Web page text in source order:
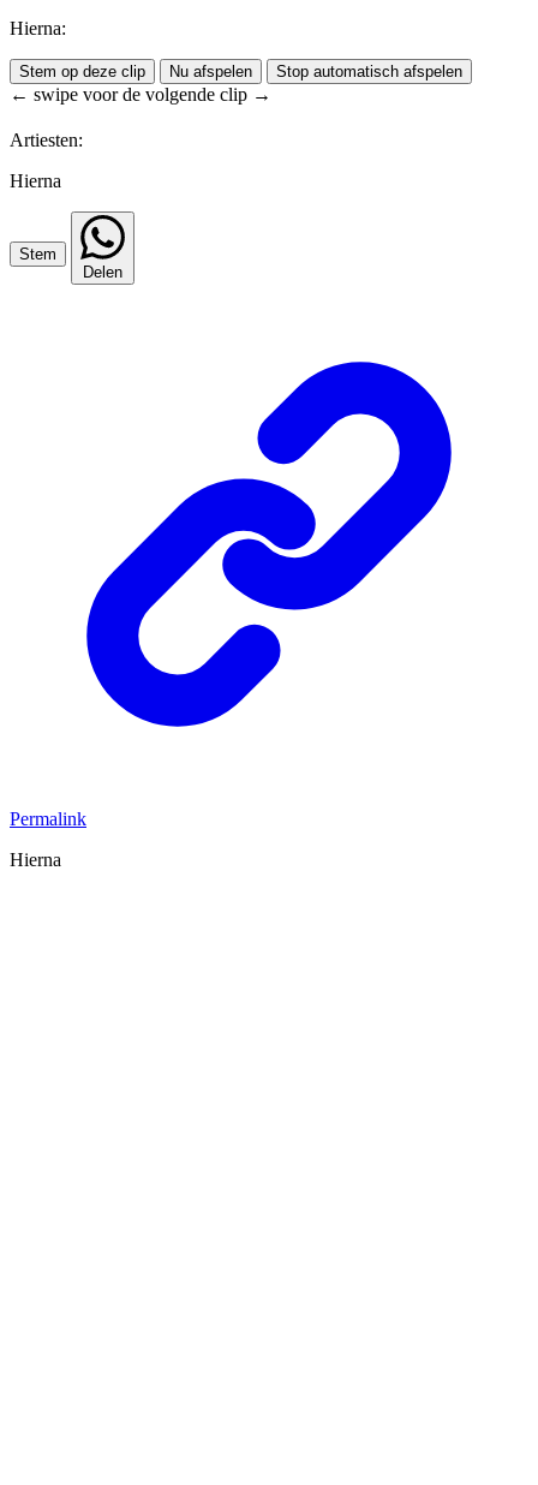
Hierna:
Stem op deze clip Nu afspelen Stop automatisch afspelen
← swipe voor de volgende clip →
Artiesten:
Hierna
Stem
Delen
Permalink
Hierna